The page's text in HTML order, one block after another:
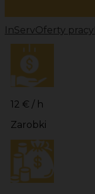
InServOferty pracy
12 € / h
Zarobki